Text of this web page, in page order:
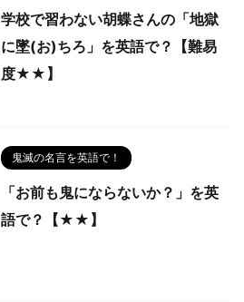
学校で習わない胡蝶さんの「地獄
に墜(お)ちろ」を英語で？【難易
度★★】
鬼滅の名言を英語で！
「お前も鬼にならないか？」を英
語で？【★★】